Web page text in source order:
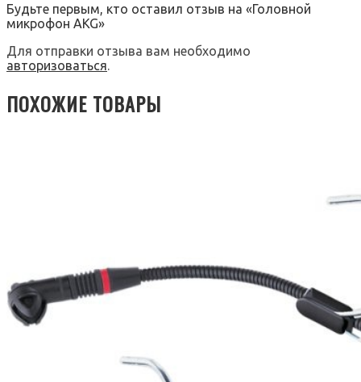
Будьте первым, кто оставил отзыв на «Головной
микрофон AKG»
Для отправки отзыва вам необходимо
авторизоваться.
ПОХОЖИЕ ТОВАРЫ